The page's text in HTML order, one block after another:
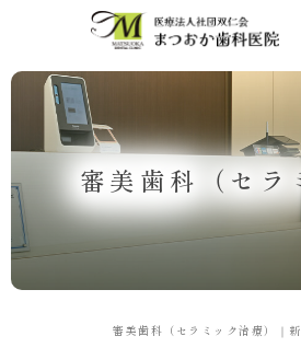
審美歯科（セラ
審美歯科（セラミック治療）｜